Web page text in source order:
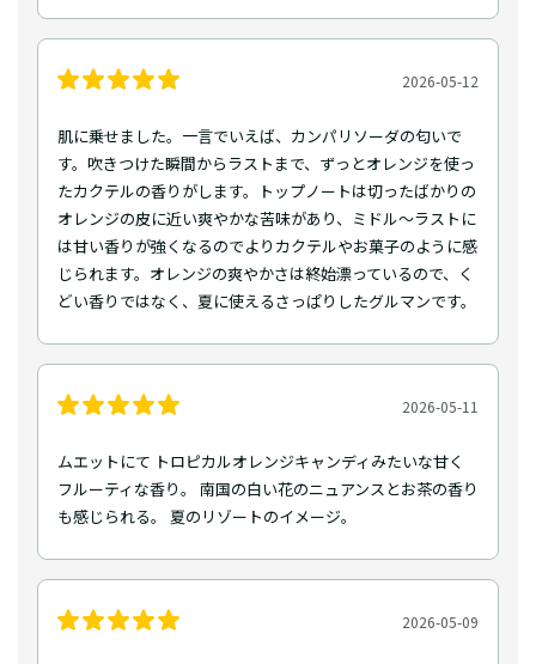
2026-05-12
肌に乗せました。一言でいえば、カンパリソーダの匂いで
す。吹きつけた瞬間からラストまで、ずっとオレンジを使っ
たカクテルの香りがします。トップノートは切ったばかりの
オレンジの皮に近い爽やかな苦味があり、ミドル〜ラストに
は甘い香りが強くなるのでよりカクテルやお菓子のように感
じられます。オレンジの爽やかさは終始漂っているので、く
どい香りではなく、夏に使えるさっぱりしたグルマンです。
2026-05-11
ムエットにて トロピカルオレンジキャンディみたいな甘く
フルーティな香り。 南国の白い花のニュアンスとお茶の香り
も感じられる。 夏のリゾートのイメージ。
2026-05-09